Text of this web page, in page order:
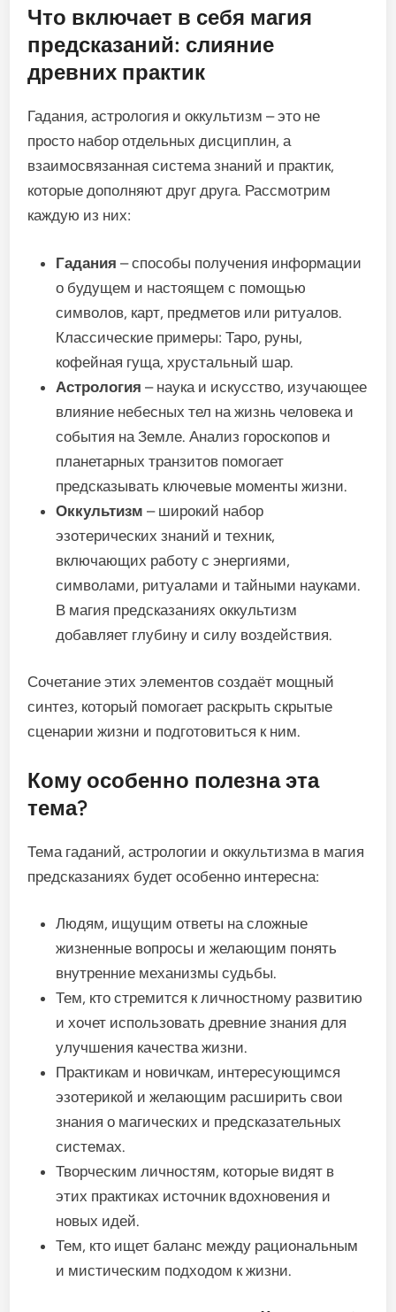
Что включает в себя магия
предсказаний: слияние
древних практик
Гадания, астрология и оккультизм – это не
просто набор отдельных дисциплин, а
взаимосвязанная система знаний и практик,
которые дополняют друг друга. Рассмотрим
каждую из них:
Гадания – способы получения информации
о будущем и настоящем с помощью
символов, карт, предметов или ритуалов.
Классические примеры: Таро, руны,
кофейная гуща, хрустальный шар.
Астрология – наука и искусство, изучающее
влияние небесных тел на жизнь человека и
события на Земле. Анализ гороскопов и
планетарных транзитов помогает
предсказывать ключевые моменты жизни.
Оккультизм – широкий набор
эзотерических знаний и техник,
включающих работу с энергиями,
символами, ритуалами и тайными науками.
В магия предсказаниях оккультизм
добавляет глубину и силу воздействия.
Сочетание этих элементов создаёт мощный
синтез, который помогает раскрыть скрытые
сценарии жизни и подготовиться к ним.
Кому особенно полезна эта
тема?
Тема гаданий, астрологии и оккультизма в магия
предсказаниях будет особенно интересна:
Людям, ищущим ответы на сложные
жизненные вопросы и желающим понять
внутренние механизмы судьбы.
Тем, кто стремится к личностному развитию
и хочет использовать древние знания для
улучшения качества жизни.
Практикам и новичкам, интересующимся
эзотерикой и желающим расширить свои
знания о магических и предсказательных
системах.
Творческим личностям, которые видят в
этих практиках источник вдохновения и
новых идей.
Тем, кто ищет баланс между рациональным
и мистическим подходом к жизни.